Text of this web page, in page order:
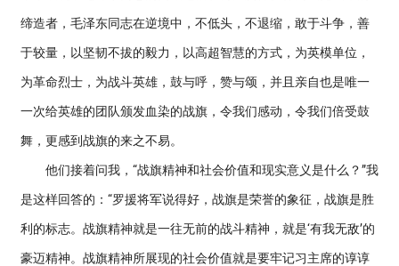
缔造者，毛泽东同志在逆境中，不低头，不退缩，敢于斗争，善
于较量，以坚韧不拔的毅力，以高超智慧的方式，为英模单位，
为革命烈士，为战斗英雄，鼓与呼，赞与颂，并且亲自也是唯一
一次给英雄的团队颁发血染的战旗，令我们感动，令我们倍受鼓
舞，更感到战旗的来之不易。
他们接着问我，“战旗精神和社会价值和现实意义是什么？”我
是这样回答的：“罗援将军说得好，战旗是荣誉的象征，战旗是胜
利的标志。战旗精神就是一往无前的战斗精神，就是‘有我无敌’的
豪迈精神。战旗精神所展现的社会价值就是要牢记习主席的谆谆